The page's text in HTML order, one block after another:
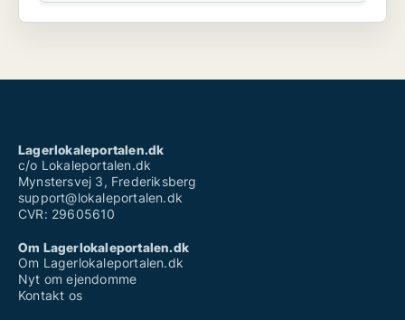
Lagerlokaleportalen.dk
c/o Lokaleportalen.dk
Mynstersvej 3, Frederiksberg
support@lokaleportalen.dk
CVR: 29605610
Om Lagerlokaleportalen.dk
Om Lagerlokaleportalen.dk
Nyt om ejendomme
Kontakt os